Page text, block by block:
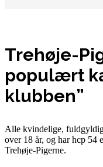
Trehøje-
populært
klubben”
Alle kvindelige,
over 18 år, og har hcp 54
Trehøje-Pigerne.